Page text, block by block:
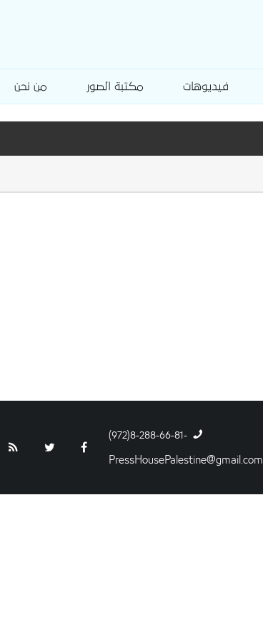
فيديوهات مكتبة الصور من نحن
-8-288-66-81(972)
PressHousePalestine@gmail.com